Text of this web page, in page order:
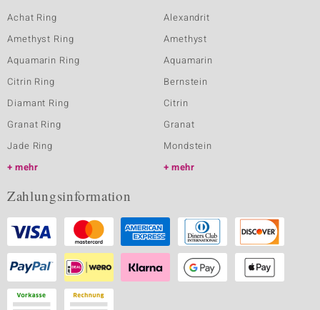
Achat Ring
Amethyst Ring
Aquamarin Ring
Citrin Ring
Diamant Ring
Granat Ring
Jade Ring
mehr
Alexandrit
Amethyst
Aquamarin
Bernstein
Citrin
Granat
Mondstein
mehr
Zahlungsinformation